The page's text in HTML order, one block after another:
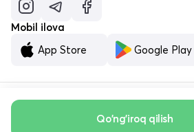
Qo'ng'iroq qilish
Mobil ilova
App Store
Google Play
© «MALUMOTNOMA» MChJ 2023–2026